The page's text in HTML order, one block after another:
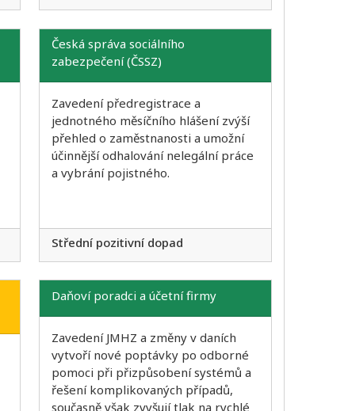
Česká správa sociálního
zabezpečení (ČSSZ)
Zavedení předregistrace a
jednotného měsíčního hlášení zvýší
přehled o zaměstnanosti a umožní
účinnější odhalování nelegální práce
a vybrání pojistného.
Střední pozitivní dopad
Daňoví poradci a účetní firmy
Zavedení JMHZ a změny v daních
vytvoří nové poptávky po odborné
pomoci při přizpůsobení systémů a
řešení komplikovaných případů,
současně však zvyšují tlak na rychlé